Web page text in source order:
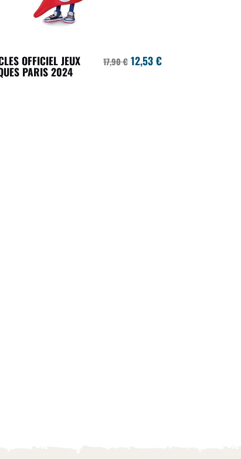
OFFICIEL JEUX
PARIS 2024
17,90 € 12,53 €